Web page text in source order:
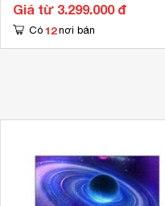
Giá từ 3.299.000 đ
Có 12 nơi bán